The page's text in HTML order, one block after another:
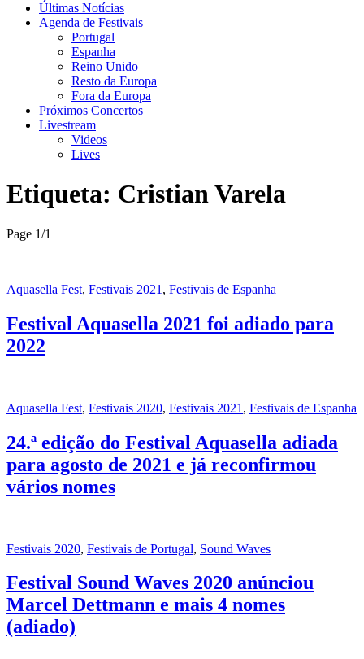
Últimas Notícias
Agenda de Festivais
Portugal
Espanha
Reino Unido
Resto da Europa
Fora da Europa
Próximos Concertos
Livestream
Videos
Lives
Etiqueta: Cristian Varela
Page 1/1
Aquasella Fest, Festivais 2021 , Festivais de Espanha
Festival Aquasella 2021 foi adiado para
2022
Aquasella Fest, Festivais 2020, Festivais 2021 , Festivais de Espanha
24.ª edição do Festival Aquasella adiada
para agosto de 2021 e já reconfirmou
vários nomes
Festivais 2020, Festivais de Portugal, Sound Waves
Festival Sound Waves 2020 anúnciou
Marcel Dettmann e mais 4 nomes
(adiado)